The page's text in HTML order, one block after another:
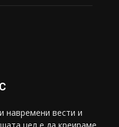
навремени вести и